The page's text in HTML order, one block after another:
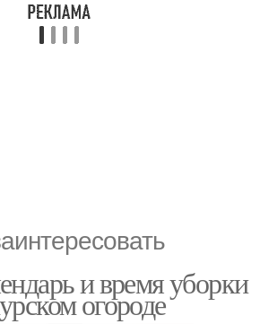
и время уборки
огороде